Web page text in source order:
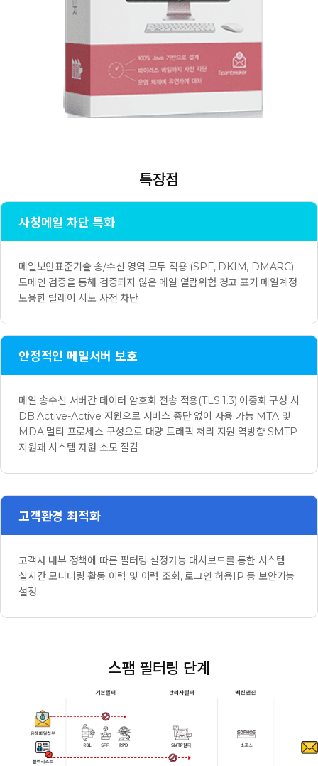
특장점
사칭메일 차단 특화
메일보안표준기술 송/수신 영역 모두 적용 (SPF, DKIM, DMARC)
도메인 검증을 통해 검증되지 않은 메일 열람위험 경고 표기 메일계정
도용한 릴레이 시도 사전 차단
안정적인 메일서버 보호
메일 송수신 서버간 데이터 암호화 전송 적용(TLS 1.3) 이중화 구성 시
DB Active-Active 지원으로 서비스 중단 없이 사용 가능 MTA 및
MDA 멀티 프로세스 구성으로 대량 트래픽 처리 지원 역방향 SMTP
지원돼 시스템 자원 소모 절감
고객환경 최적화
고객사 내부 정책에 따른 필터링 설정가능 대시보드를 통한 시스템
실시간 모니터링 활동 이력 및 이력 조회, 로그인 허용IP 등 보안기능
설정
스팸 필터링 단계